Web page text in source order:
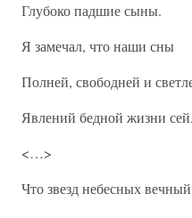
Глубоко падшие сыны.
Я замечал, что наши сны
Полней, свободней и
Явлений бедной жизни сей.
<…>
Что звезд небесных